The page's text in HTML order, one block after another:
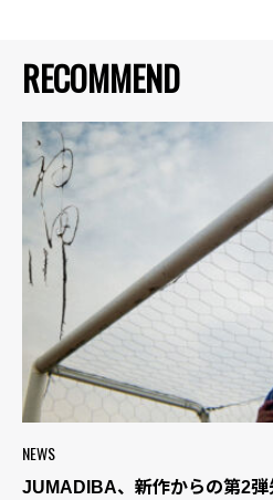
RECOMMEND
NEWS
JUMADIBA、新作からの第2弾